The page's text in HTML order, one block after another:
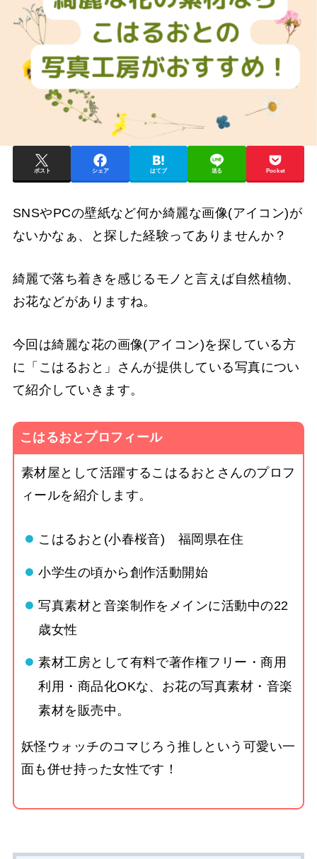
ポスト シェア はてブ 送る Pocket
SNSやPCの壁紙など何か綺麗な画像(アイコン)が
ないかなぁ、と探した経験ってありませんか？
綺麗で落ち着きを感じるモノと言えば自然植物、
お花などがありますね。
今回は綺麗な花の画像(アイコン)を探している方
に「こはるおと」さんが提供している写真につい
て紹介していきます。
こはるおとプロフィール
素材屋として活躍するこはるおとさんのプロフ
ィールを紹介します。
こはるおと(小春桜音) 福岡県在住
小学生の頃から創作活動開始
写真素材と音楽制作をメインに活動中の22
歳女性
素材工房として有料で著作権フリー・商用
利用・商品化OKな、お花の写真素材・音楽
素材を販売中。
妖怪ウォッチのコマじろう推しという可愛い一
面も併せ持った女性です！